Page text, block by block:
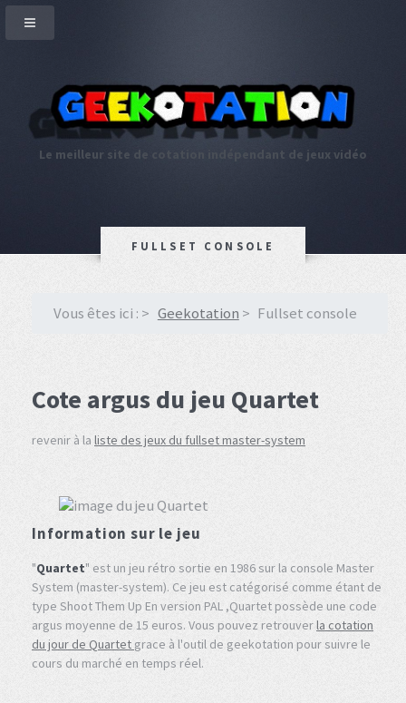
Le meilleur site de cotation indépendant de jeux vidéo
FULLSET CONSOLE
Vous êtes ici : Geekotation Fullset console
Cote argus du jeu Quartet
revenir à la liste des jeux du fullset master-system
Information sur le jeu
"Quartet" est un jeu rétro sortie en 1986 sur la console Master
System (master-system). Ce jeu est catégorisé comme étant de
type Shoot Them Up En version PAL ,Quartet possède une code
argus moyenne de 15 euros. Vous pouvez retrouverla cotation
du jour de Quartet grace à l'outil de geekotation pour suivre le
cours du marché en temps réel.